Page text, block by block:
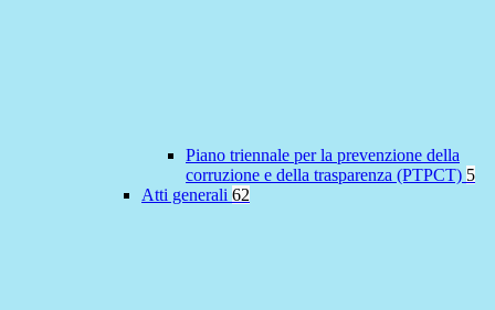
Piano triennale per la prevenzione della
corruzione e della trasparenza (PTPCT) 5
Atti generali 62